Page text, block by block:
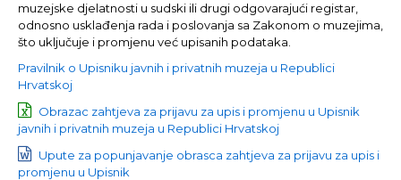
muzejske djelatnosti u sudski ili drugi odgovarajući registar,
odnosno usklađenja rada i poslovanja sa Zakonom o muzejima,
što uključuje i promjenu već upisanih podataka.
Pravilnik o Upisniku javnih i privatnih muzeja u Republici
Hrvatskoj
Obrazac zahtjeva za prijavu za upis i promjenu u Upisnik
javnih i privatnih muzeja u Republici Hrvatskoj
Upute za popunjavanje obrasca zahtjeva za prijavu za upis i
promjenu u Upisnik